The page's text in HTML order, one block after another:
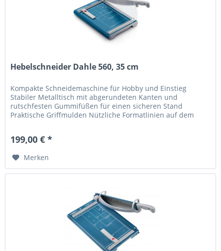
Hebelschneider Dahle 560, 35 cm
Kompakte Schneidemaschine für Hobby und Einstieg
Stabiler Metalltisch mit abgerundeten Kanten und
rutschfesten Gummifüßen für einen sicheren Stand
Praktische Griffmulden Nützliche Formatlinien auf dem
199,00 € *
Merken